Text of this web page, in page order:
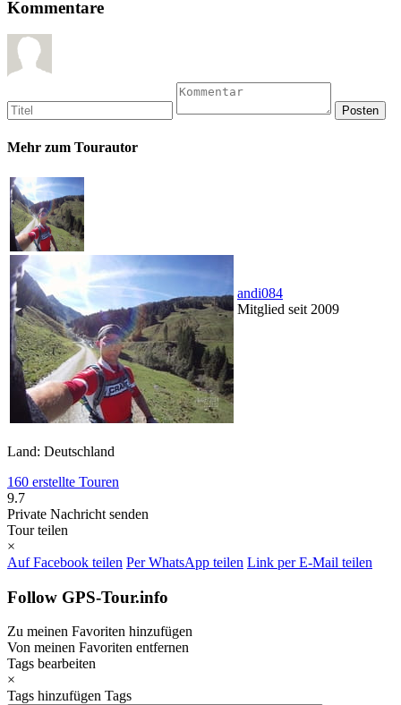
Kommentare
Mehr zum Tourautor
andi084
Mitglied seit 2009
Land: Deutschland
160 erstellte Touren
9.7
Private Nachricht senden
Tour teilen
×
Auf Facebook teilen Per WhatsApp teilen Link per E-Mail teilen
Follow GPS-Tour.info
Zu meinen Favoriten hinzufügen
Von meinen Favoriten entfernen
Tags bearbeiten
×
Tags hinzufügen Tags